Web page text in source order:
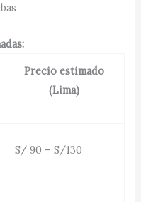
Precio estimado
(Lima)
S/ 90 – S/130